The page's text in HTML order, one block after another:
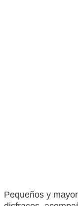
Pequeños y